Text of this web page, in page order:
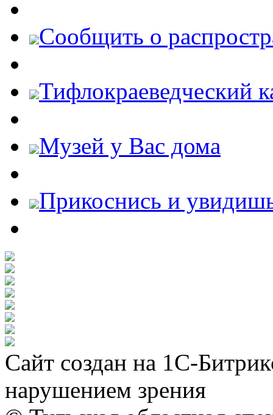
Cообщить о
Тифлокраеведческий
Музей у Вас дома
Прикоснись и
Сайт создан на 1С-
нарушением зрения